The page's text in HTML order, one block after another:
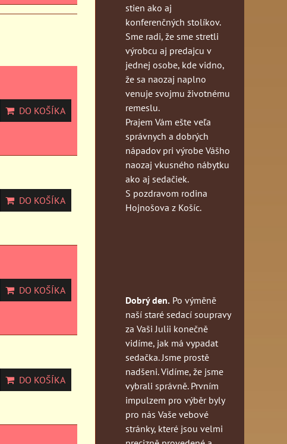
DO KOŠÍKA
DO KOŠÍKA
DO KOŠÍKA
DO KOŠÍKA
stien ako aj
konferenčných stolíkov.
Sme radi, že sme stretli
výrobcu aj predajcu v
jednej osobe, kde vidno,
že sa naozaj naplno
venuje svojmu životnému
remeslu.
Prajem Vám ešte veľa
správnych a dobrých
nápadov pri výrobe Vášho
naozaj vkusného nábytku
ako aj sedačiek.
S pozdravom rodina
Hojnošova z Košíc.
Dobrý den. Po výměně
naší staré sedací soupravy
za Vaši Julii konečně
vidíme, jak má vypadat
sedačka. Jsme prostě
nadšeni. Vidíme, že jsme
vybrali správně. Prvním
impulzem pro výběr byly
pro nás Vaše vebové
stránky, které jsou velmi